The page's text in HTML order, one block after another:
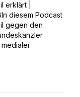
erklärt |
diesem Podcast
gegen den